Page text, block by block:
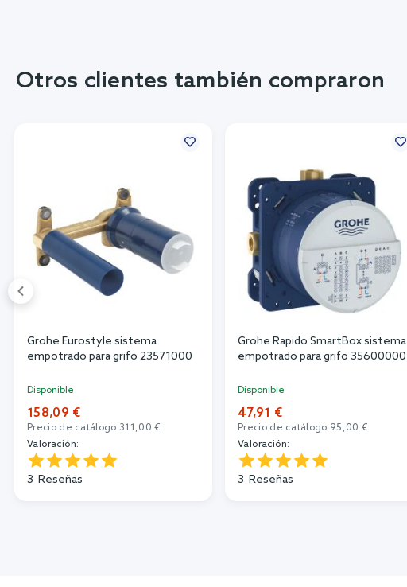
Otros clientes también compraron
Grohe Eurostyle sistema
empotrado para grifo 23571000
Disponible
158,09 €
Precio de catálogo:311,00 €
Valoración:
3 Reseñas
Grohe Rapido SmartBox sistema
empotrado para grifo 35600000
Disponible
47,91 €
Precio de catálogo:95,00 €
Valoración:
3 Reseñas